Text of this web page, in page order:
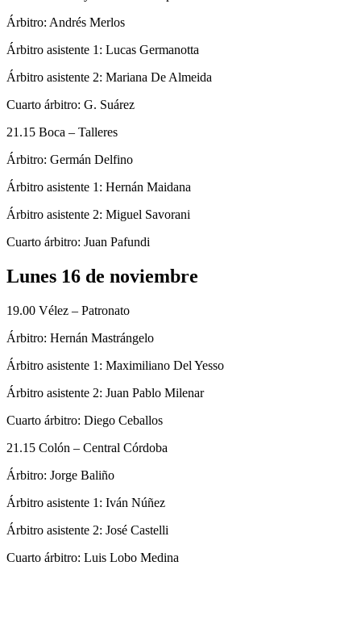
Árbitro: Andrés Merlos
Árbitro asistente 1: Lucas Germanotta
Árbitro asistente 2: Mariana De Almeida
Cuarto árbitro: G. Suárez
21.15 Boca – Talleres
Árbitro: Germán Delfino
Árbitro asistente 1: Hernán Maidana
Árbitro asistente 2: Miguel Savorani
Cuarto árbitro: Juan Pafundi
Lunes 16 de noviembre
19.00 Vélez – Patronato
Árbitro: Hernán Mastrángelo
Árbitro asistente 1: Maximiliano Del Yesso
Árbitro asistente 2: Juan Pablo Milenar
Cuarto árbitro: Diego Ceballos
21.15 Colón – Central Córdoba
Árbitro: Jorge Baliño
Árbitro asistente 1: Iván Núñez
Árbitro asistente 2: José Castelli
Cuarto árbitro: Luis Lobo Medina